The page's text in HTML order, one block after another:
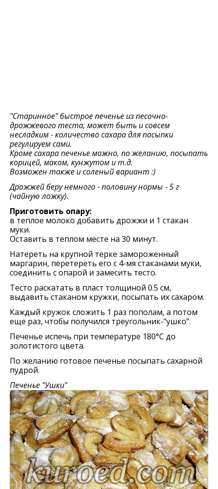
"Старинное" быстрое печенье из песочно-
дрожжевого теста, может быть и совсем
несладким - количество сахара для посыпки
регулируем сами.
Кроме сахара печенье можно, по желанию, посыпать
корицей, маком, кунжутом и т.д.
Возможен также и соленый вариант :)
Дрожжей беру немного - половину нормы - 5 г
(чайную ложку).
Приготовить опару:
в теплое молоко добавить дрожжи и 1 стакан
муки.
Оставить в теплом месте на 30 минут.
Натереть на крупной терке замороженный
маргарин, перетереть его с 4-мя стаканами муки,
соединить с опарой и замесить тесто.
Тесто раскатать в пласт толщиной 0.5 см,
выдавить стаканом кружки, посыпать их сахаром.
Каждый кружок сложить 1 раз пополам, а потом
еще раз, чтобы получился треугольник-"ушко".
Печенье испечь при температуре 180°С до
золотистого цвета.
По желанию готовое печенье посыпать сахарной
пудрой.
Печенье "Ушки"